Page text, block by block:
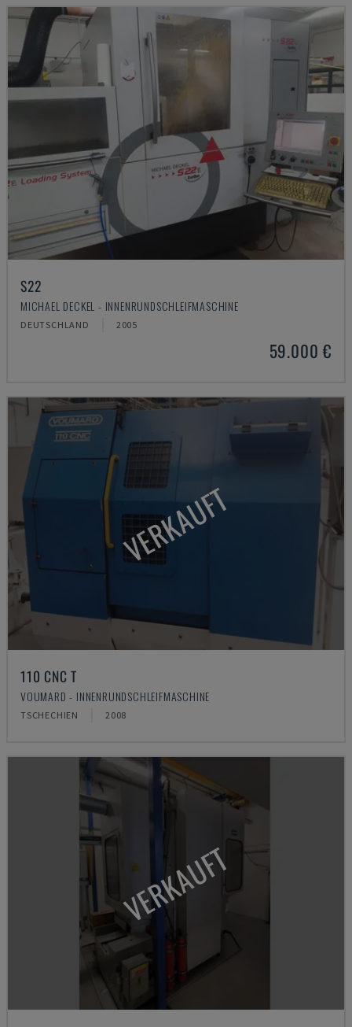
S22
MICHAEL DECKEL - INNENRUNDSCHLEIFMASCHINE
DEUTSCHLAND 2005
59.000 €
VERKAUFT
110 CNC T
VOUMARD - INNENRUNDSCHLEIFMASCHINE
TSCHECHIEN 2008
VERKAUFT